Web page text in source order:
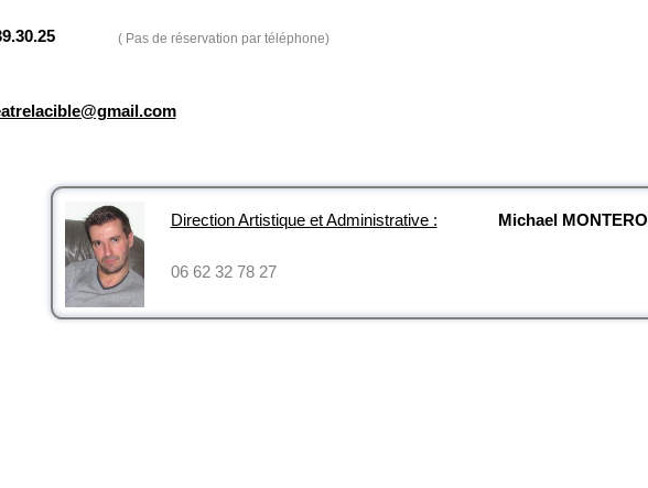
( Pas de réservation par téléphone)
Direction Artistique et Administrative :
06 62 32 78 27
Michael MONTERO